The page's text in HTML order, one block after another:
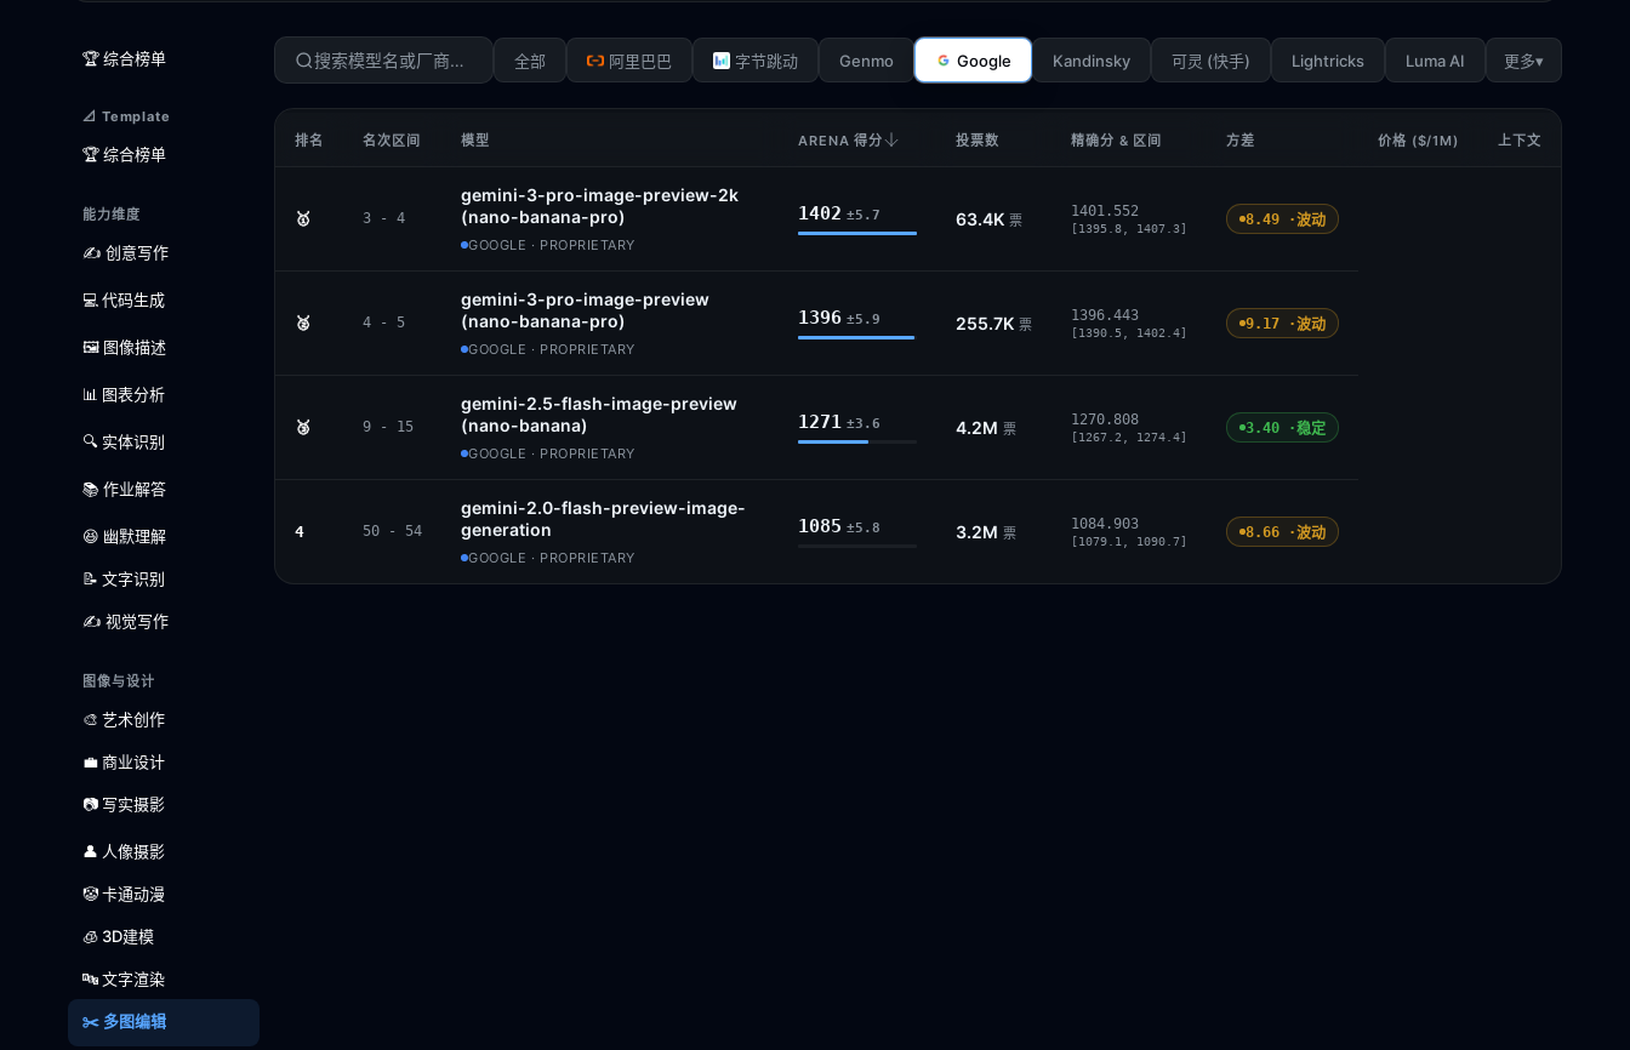
🏆 综合榜单
📐 Template
🏆 综合榜单
能力维度
✍️ 创意写作
💻 代码生成
🖼️ 图像描述
📊 图表分析
🔍 实体识别
📚 作业解答
😆 幽默理解
📝 文字识别
✍️ 视觉写作
图像与设计
🎨 艺术创作
💼 商业设计
📷 写实摄影
👤 人像摄影
🤡 卡通动漫
🧊 3D建模
🔤 文字渲染
✂️ 多图编辑
全部 阿里巴巴 字节跳动 Genmo Google Kandinsky 可灵 (快手) Lightricks Luma AI 更多▾
排名 名次区间 模型 ARENA 得分 投票数 精确分 & 区间 方差 价格 ($/1M) 上下文
🥇 3 - 4
gemini-3-pro-image-preview-2k
(nano-banana-pro)
GOOGLE · PROPRIETARY
1402 ±5.7 63.4K 票
1401.552
[1395.8, 1407.3]
8.49 ·波动
🥈 4 - 5
gemini-3-pro-image-preview
(nano-banana-pro)
GOOGLE · PROPRIETARY
1396 ±5.9 255.7K 票
1396.443
[1390.5, 1402.4]
9.17 ·波动
🥉 9 - 15
gemini-2.5-flash-image-preview
(nano-banana)
GOOGLE · PROPRIETARY
1271 ±3.6 4.2M 票
1270.808
[1267.2, 1274.4]
3.40 ·稳定
4 50 - 54
gemini-2.0-flash-preview-image-
generation
GOOGLE · PROPRIETARY
1085 ±5.8 3.2M 票
1084.903
[1079.1, 1090.7]
8.66 ·波动